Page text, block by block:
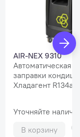
AIR-NEX 9310
Автоматическая
заправки
Хладагент R134a.
Уточняйте
В корзину